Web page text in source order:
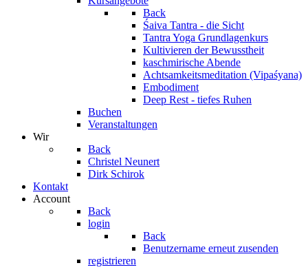
Back
Śaiva Tantra - die Sicht
Tantra Yoga Grundlagenkurs
Kultivieren der Bewusstheit
kaschmirische Abende
Achtsamkeitsmeditation (Vipaśyana)
Embodiment
Deep Rest - tiefes Ruhen
Buchen
Veranstaltungen
Wir
Back
Christel Neunert
Dirk Schirok
Kontakt
Account
Back
login
Back
Benutzername erneut zusenden
registrieren